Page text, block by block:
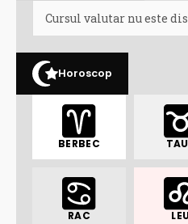
Cursul valutar nu este
Horoscop
BERBEC
RAC